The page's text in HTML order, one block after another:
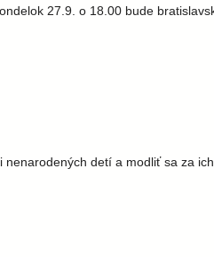
27.9. o 18.00 bude
detí a modliť sa za ich